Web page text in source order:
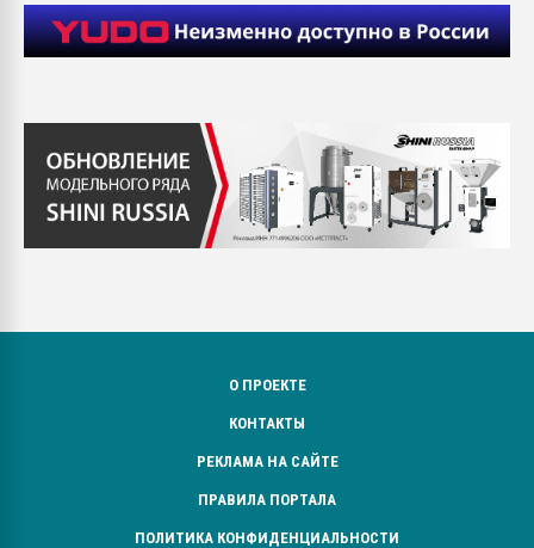
О ПРОЕКТЕ
КОНТАКТЫ
РЕКЛАМА НА САЙТЕ
ПРАВИЛА ПОРТАЛА
ПОЛИТИКА КОНФИДЕНЦИАЛЬНОСТИ